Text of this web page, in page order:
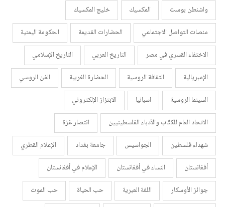
واشنطن بوست
المكسيك
خليج المكسيك
منصات التواصل الاجتماعي
الحضارات القديمة
الحكومة اليمنية
الاختفاء القسري في مصر
التاريخ العربي
التاريخ الإسلامي
الإمبريالية
الثقافة الروسية الحضارة الغربية
الفن الروسي
السينما الروسية
اسبانيا
الابتزاز الإلكتروني
الاتحاد العام للكتّاب والأدباء الفلسطينيين
انتصار غزة
شهداء فلسطين
الجواسيس جامعة بغداد
الإعلام القطري
أفغانستان
النساء في أفغانستان
الإعلام في أفغانستان
جوائز الأوسكار
اللغة العبرية حب الحياة
حب الموت